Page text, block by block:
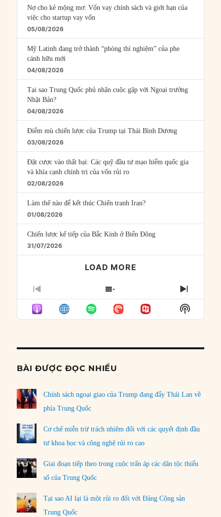
Nợ cho kẻ mộng mơ: Vốn vay chính sách và giới hạn của
việc cho startup vay vốn
05/08/2026
Mỹ Latinh đang trở thành “phòng thí nghiệm” của phe
cánh hữu mới
04/08/2026
Tại sao Trung Quốc phủ nhận cuộc gặp với Ngoại trưởng
Nhật Bản?
04/08/2026
Điểm mù chiến lược của Trump tại Thái Bình Dương
03/08/2026
Đặt cược vào thất bại: Các quỹ đầu tư mạo hiểm quốc gia
và khía cạnh chính trị của vốn rủi ro
02/08/2026
Làm thế nào để kết thúc Chiến tranh Iran?
01/08/2026
Chiến lược kế tiếp của Bắc Kinh ở Biển Đông
31/07/2026
LOAD MORE
PREVIOUS
EPISODE
SHOW
EPISODES
LIST
NEXT
Show
Podcast
BÀI ĐƯỢC ĐỌC NHIỀU
Chính sách ngoại giao của Trump đang đẩy Thái Lan về
phía Trung Quốc
Cơ chế miễn trừ trách nhiệm đối với các quyết định đầu
tư khoa học và công nghệ rủi ro cao
Giai đoạn tiếp theo trong cuộc trấn áp các dân tộc thiểu
số của Trung Quốc
Tại sao AI lại là một rủi ro đối với Đảng Cộng sản
Trung Quốc